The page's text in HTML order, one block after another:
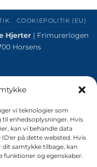
vi teknologier som
enhedsoplysninger. Hvis
kan vi behandle data
på dette websted. Hvis
samtykke tilbage, kan
funktioner og egenskaber.
COOKIEPOLITIK (EU)
Hjerter| Frimurerlogen
Horsens